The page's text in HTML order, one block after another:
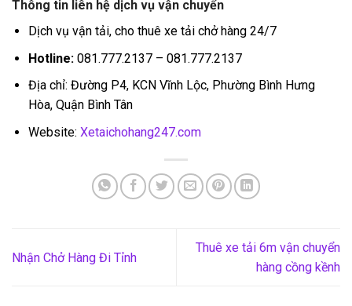
Thông tin liên hệ dịch vụ vận chuyển
Dịch vụ vận tải, cho thuê xe tải chở hàng 24/7
Hotline:081.777.2137 – 081.777.2137
Địa chỉ: Đường P4, KCN Vĩnh Lộc, Phường Bình Hưng
Hòa, Quận Bình Tân
Website: Xetaichohang247.com
Nhận Chở Hàng Đi Tỉnh
Thuê xe tải 6m vận chuyển
hàng cồng kềnh